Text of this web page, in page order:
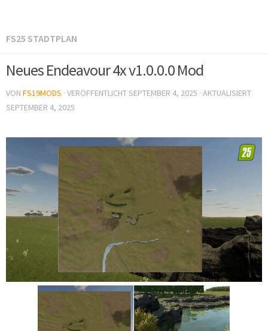
FS25 STADTPLAN
Neues Endeavour 4x v1.0.0.0 Mod
VON FS19MODS · VERÖFFENTLICHTSEPTEMBER 4, 2025 · AKTUALISIERT
SEPTEMBER 4, 2025